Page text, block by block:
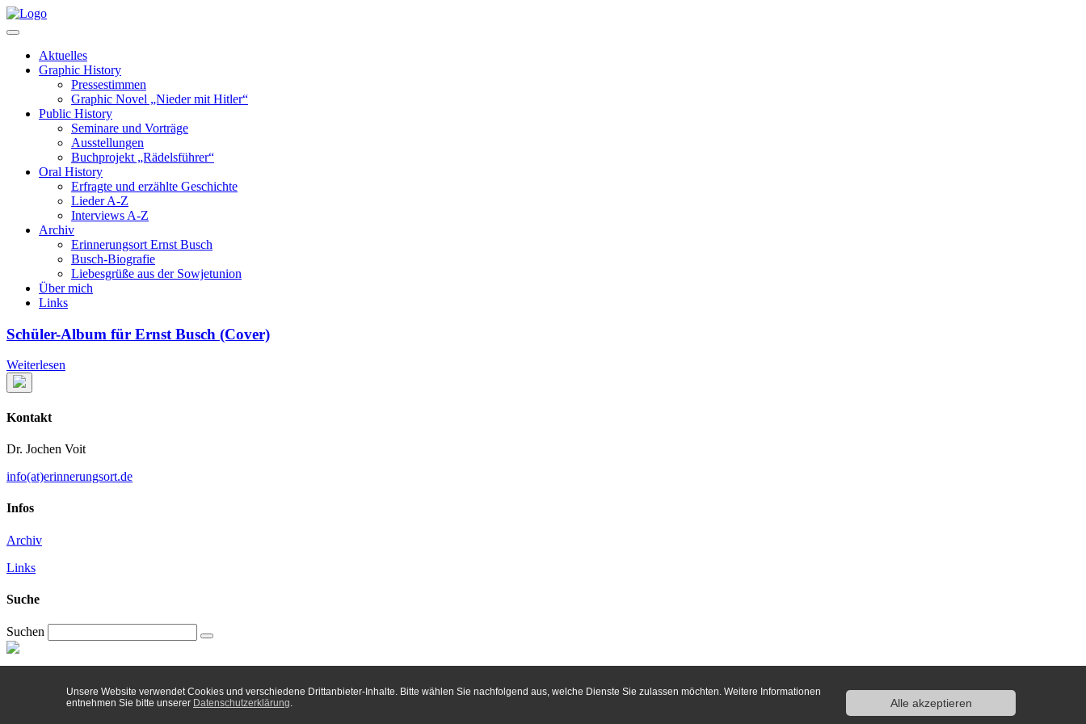
Aktuelles
Graphic History
Pressestimmen
Graphic Novel „Nieder mit Hitler“
Public History
Seminare und Vorträge
Ausstellungen
Buchprojekt „Rädelsführer“
Oral History
Erfragte und erzählte Geschichte
Lieder A-Z
Interviews A-Z
Archiv
Erinnerungsort Ernst Busch
Busch-Biografie
Liebesgrüße aus der Sowjetunion
Über mich
Links
Schüler-Album für Ernst Busch (Cover)
Weiterlesen
Kontakt
Dr. Jochen Voit
info(at)erinnerungsort.de
Infos
Archiv
Links
Suche
Suchen
Unsere Website verwendet Cookies und verschiedene Drittanbieter-Inhalte. Bitte wählen Sie nachfolgend aus, welche Dienste Sie zulassen möchten. Weitere Informationen
entnehmen Sie bitte unserer Datenschutzerklärung. Alle akzeptieren